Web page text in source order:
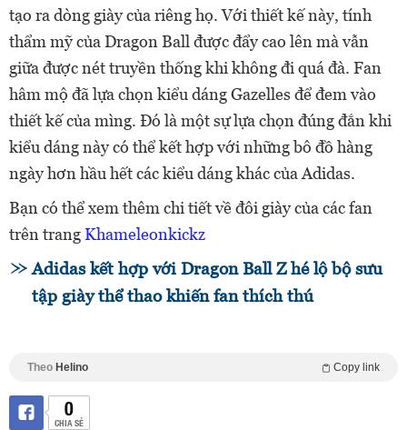
tạo ra dòng giày của riêng họ. Với thiết kế này, tính
thẩm mỹ của Dragon Ball được đẩy cao lên mà vẫn
giữa được nét truyền thống khi không đi quá đà. Fan
hâm mộ đã lựa chọn kiểu dáng Gazelles để đem vào
thiết kế của mìng. Đó là một sự lựa chọn đúng đắn khi
kiểu dáng này có thể kết hợp với những bô đồ hàng
ngày hơn hầu hết các kiểu dáng khác của Adidas.
Bạn có thể xem thêm chi tiết về đôi giày của các fan
trên trangKhameleonkickz
Adidas kết hợp với Dragon Ball Z hé lộ bộ sưu
tập giày thể thao khiến fan thích thú
Theo Helino Copy link
0
CHIA SẺ